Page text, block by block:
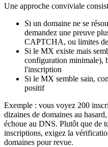
Une approche conviviale
Si un domaine ne se
demandez une preuve
CAPTCHA, ou limites
Si le MX existe mais
configuration minimale),
l'inscription
Si le MX semble sain,
positif
Exemple : vous voyez 200
dizaines de domaines au
échoue au DNS. Plutôt que de
inscriptions, exigez la
domaines pour revue.